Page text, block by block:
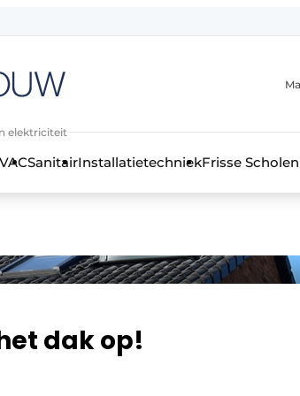
elektriciteit
SanitairInstallatietechniekFrisse Scholen
dak op!